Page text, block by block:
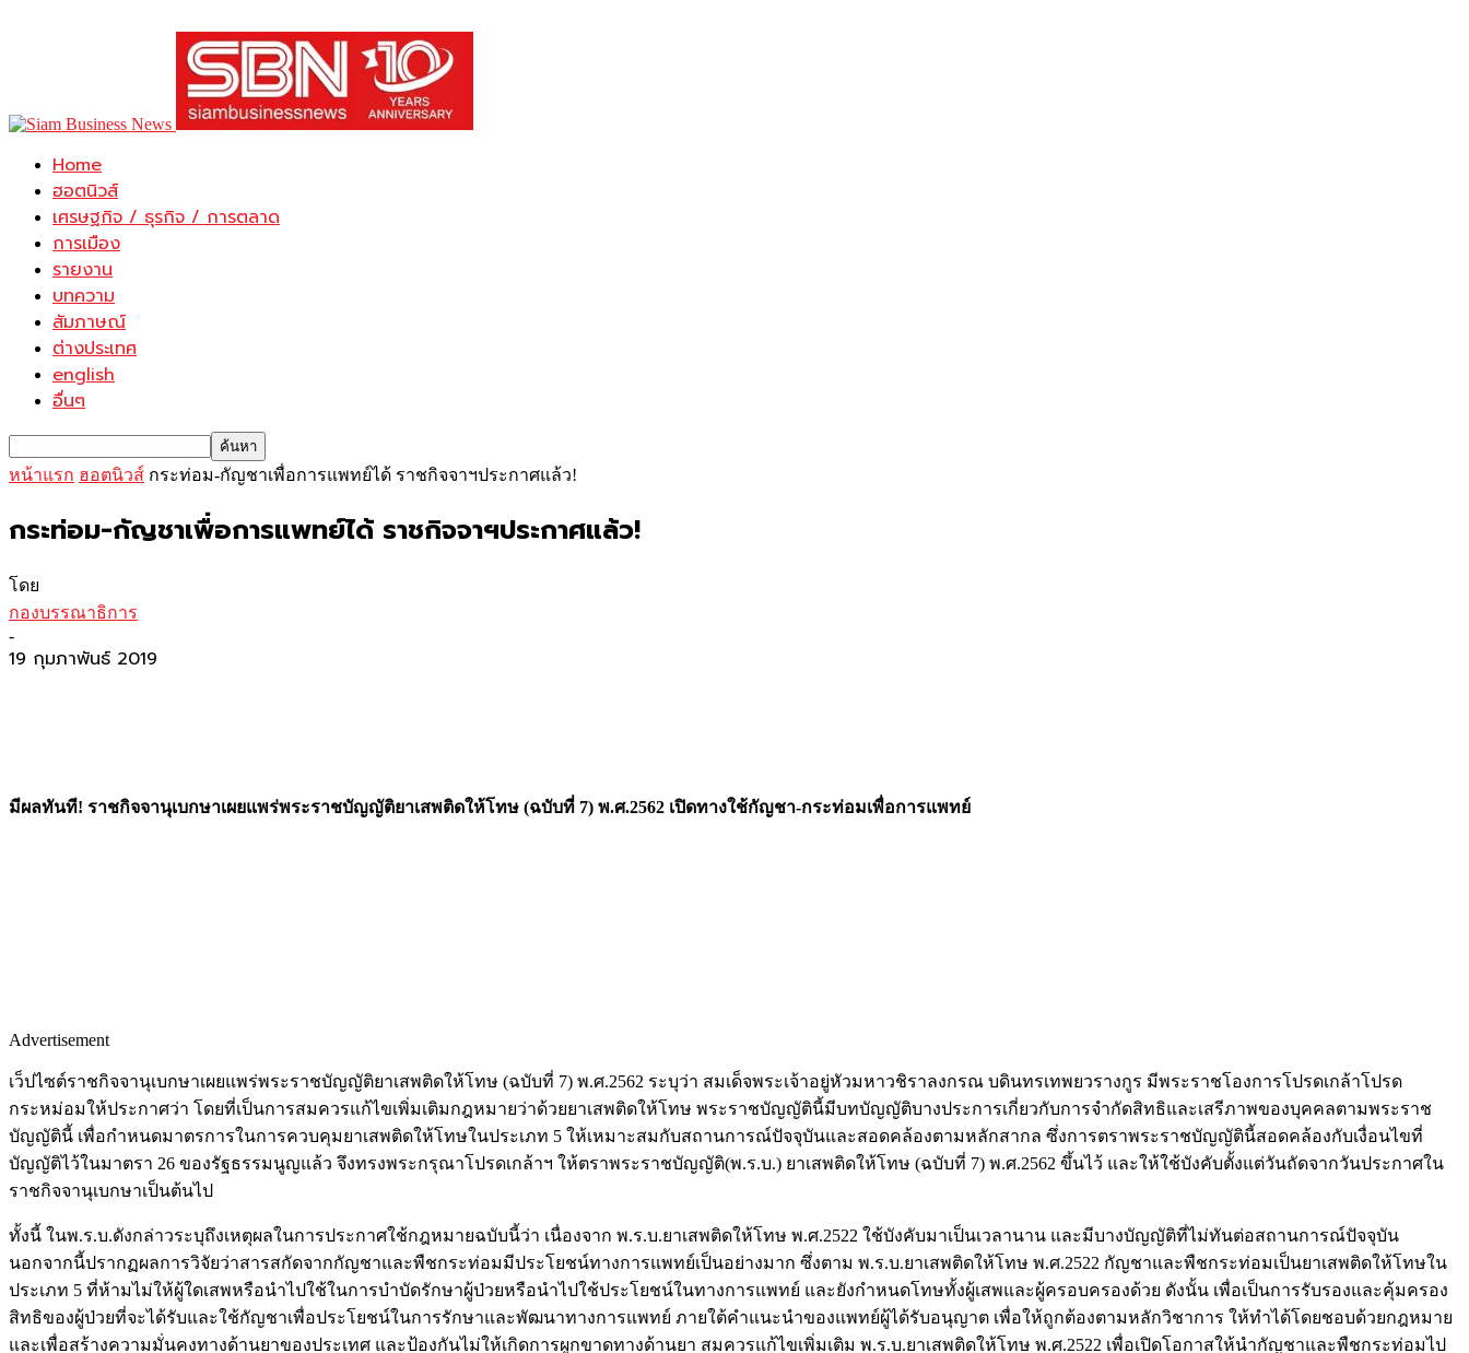
Home
ฮอตนิวส์
เศรษฐกิจ / ธุรกิจ / การตลาด
การเมือง
รายงาน
บทความ
สัมภาษณ์
ต่างประเทศ
english
อื่นๆ
หน้าแรก ฮอตนิวส์ กระท่อม-กัญชาเพื่อการแพทย์ได้ ราชกิจจาฯประกาศแล้ว!
กระท่อม-กัญชาเพื่อการแพทย์ได้ ราชกิจจาฯประกาศแล้ว!
โดย
กองบรรณาธิการ
-
19 กุมภาพันธ์ 2019
มีผลทันที! ราชกิจจานุเบกษาเผยแพร่พระราชบัญญัติยาเสพติดให้โทษ (ฉบับที่ 7) พ.ศ.2562 เปิดทางใช้กัญชา-กระท่อมเพื่อการแพทย์
Advertisement
เว็ปไซต์ราชกิจจานุเบกษาเผยแพร่พระราชบัญญัติยาเสพติดให้โทษ (ฉบับที่ 7) พ.ศ.2562 ระบุว่า สมเด็จพระเจ้าอยู่หัวมหาวชิราลงกรณ บดินทรเทพยวรางกูร มีพระราชโองการโปรดเกล้าโปรด
กระหม่อมให้ประกาศว่า โดยที่เป็นการสมควรแก้ไขเพิ่มเติมกฎหมายว่าด้วยยาเสพติดให้โทษ พระราชบัญญัตินี้มีบทบัญญัติบางประการเกี่ยวกับการจำกัดสิทธิและเสรีภาพของบุคคลตามพระราช
บัญญัตินี้ เพื่อกำหนดมาตรการในการควบคุมยาเสพติดให้โทษในประเภท 5 ให้เหมาะสมกับสถานการณ์ปัจจุบันและสอดคล้องตามหลักสากล ซึ่งการตราพระราชบัญญัตินี้สอดคล้องกับเงื่อนไขที่
บัญญัติไว้ในมาตรา 26 ของรัฐธรรมนูญแล้ว จึงทรงพระกรุณาโปรดเกล้าฯ ให้ตราพระราชบัญญัติ(พ.ร.บ.) ยาเสพติดให้โทษ (ฉบับที่ 7) พ.ศ.2562 ขึ้นไว้ และให้ใช้บังคับตั้งแต่วันถัดจากวันประกาศใน
ราชกิจจานุเบกษาเป็นต้นไป
ทั้งนี้ ในพ.ร.บ.ดังกล่าวระบุถึงเหตุผลในการประกาศใช้กฎหมายฉบับนี้ว่า เนื่องจาก พ.ร.บ.ยาเสพติดให้โทษ พ.ศ.2522 ใช้บังคับมาเป็นเวลานาน และมีบางบัญญัติที่ไม่ทันต่อสถานการณ์ปัจจุบัน
นอกจากนี้ปรากฏผลการวิจัยว่าสารสกัดจากกัญชาและพืชกระท่อมมีประโยชน์ทางการแพทย์เป็นอย่างมาก ซึ่งตาม พ.ร.บ.ยาเสพติดให้โทษ พ.ศ.2522 กัญชาและพืชกระท่อมเป็นยาเสพติดให้โทษใน
ประเภท 5 ที่ห้ามไม่ให้ผู้ใดเสพหรือนำไปใช้ในการบำบัดรักษาผู้ป่วยหรือนำไปใช้ประโยชน์ในทางการแพทย์ และยังกำหนดโทษทั้งผู้เสพและผู้ครอบครองด้วย ดังนั้น เพื่อเป็นการรับรองและคุ้มครอง
สิทธิของผู้ป่วยที่จะได้รับและใช้กัญชาเพื่อประโยชน์ในการรักษาและพัฒนาทางการแพทย์ ภายใต้คำแนะนำของแพทย์ผู้ได้รับอนุญาต เพื่อให้ถูกต้องตามหลักวิชาการ ให้ทำได้โดยชอบด้วยกฎหมาย
และเพื่อสร้างความมั่นคงทางด้านยาของประเทศ และป้องกันไม่ให้เกิดการผูกขาดทางด้านยา สมควรแก้ไขเพิ่มเติม พ.ร.บ.ยาเสพติดให้โทษ พ.ศ.2522 เพื่อเปิดโอกาสให้นำกัญชาและพืชกระท่อมไป